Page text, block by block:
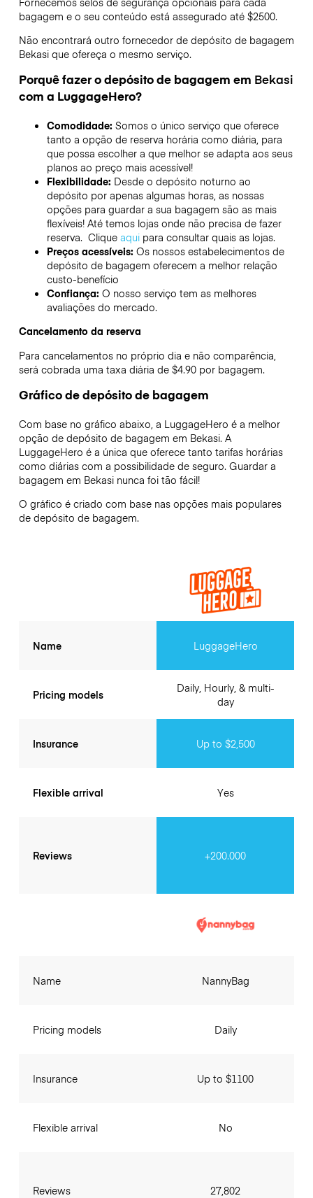
bagagem e o seu conteúdo está assegurado até $2500.
Não encontrará outro fornecedor de depósito de bagagem
Bekasique ofereça o mesmo serviço.
Porquê fazer o depósito de bagagem em Bekasi
com a LuggageHero?
Comodidade: Somos o único serviço que oferece
tanto a opção de reserva horária como diária, para
que possa escolher a que melhor se adapta aos seus
planos ao preço mais acessível!
Flexibilidade: Desde o depósito noturno ao
depósito por apenas algumas horas, as nossas
opções para guardar a sua bagagem são as mais
flexíveis! Até temos lojas onde não precisa de fazer
reserva. Clique aquipara consultar quais as lojas.
Preços acessíveis: Os nossos estabelecimentos de
depósito de bagagem oferecem a melhor relação
custo-benefício
Confiança: O nosso serviço tem as melhores
avaliações do mercado.
Cancelamento da reserva
Para cancelamentos no próprio dia e não comparência,
será cobrada uma taxa diária de $4.90 por bagagem.
Gráfico de depósito de bagagem
Com base no gráfico abaixo, a LuggageHero é a melhor
opção de depósito de bagagem em Bekasi. A
LuggageHero é a única que oferece tanto tarifas horárias
como diárias com a possibilidade de seguro. Guardar a
bagagem em Bekasinunca foi tão fácil!
O gráfico é criado com base nas opções mais populares
de depósito de bagagem.
Name
Pricing models
Insurance
Flexible arrival
Reviews
LuggageHero
Daily, Hourly, & multi-
day
Up to $2,500
Yes
+200.000
Name
Pricing models
Insurance
Flexible arrival
Reviews
NannyBag
Daily
Up to $1100
No
27,802